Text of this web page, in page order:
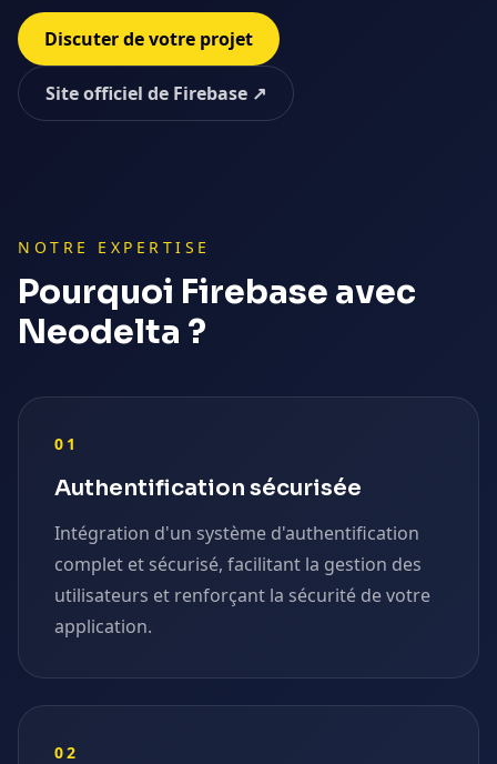
Discuter de votre projet
Site officiel de Firebase ↗
NOTRE EXPERTISE
Pourquoi Firebase avec
Neodelta ?
01
Authentification sécurisée
Intégration d'un système d'authentification
complet et sécurisé, facilitant la gestion des
utilisateurs et renforçant la sécurité de votre
application.
02